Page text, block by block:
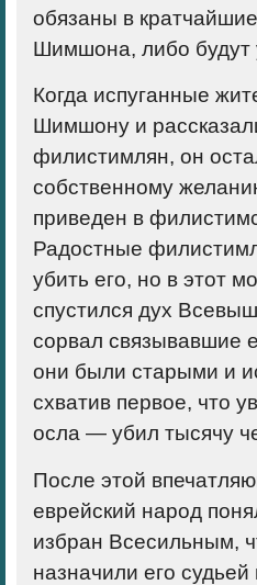
обязаны в
Шимшона, либо будут
Когда испуганные
Шимшону и
филистимлян, он
собственному
приведен в
Радостные
убить его, но в этот
спустился дух
сорвал связывавшие
они были старыми и
схватив первое, что
осла — убил тысячу
После этой
еврейский народ
избран Всесильным,
назначили его